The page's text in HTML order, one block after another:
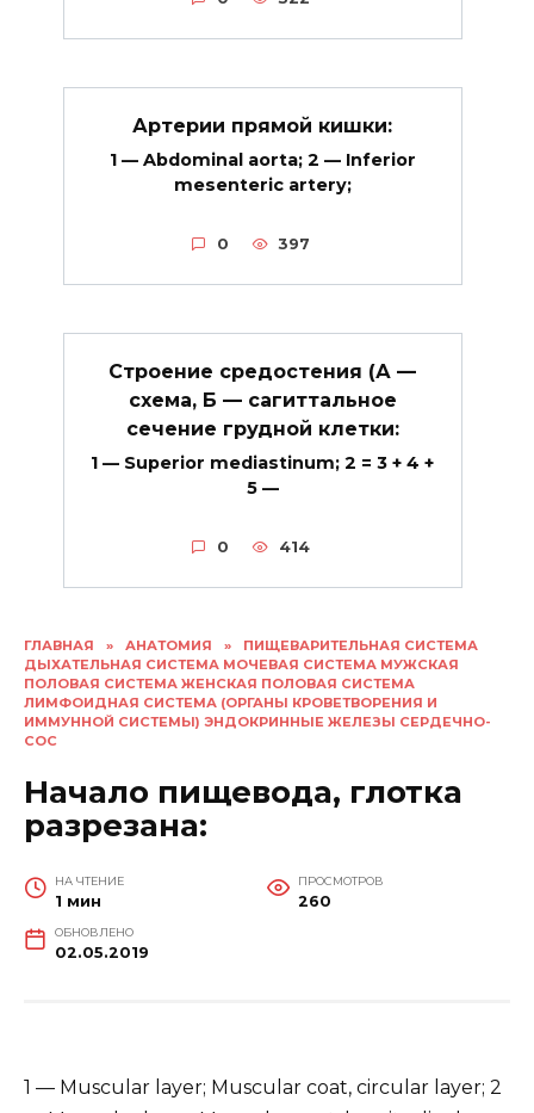
ГЛАВНАЯ » АНАТОМИЯ »
ПИЩЕВАРИТЕЛЬНАЯ СИСТЕМА
ДЫХАТЕЛЬНАЯ СИСТЕМА МОЧЕВАЯ СИСТЕМА МУЖСКАЯ
ПОЛОВАЯ СИСТЕМА ЖЕНСКАЯ ПОЛОВАЯ СИСТЕМА
ЛИМФОИДНАЯ СИСТЕМА (ОРГАНЫ КРОВЕТВОРЕНИЯ И
ИММУННОЙ СИСТЕМЫ) ЭНДОКРИННЫЕ ЖЕЛЕЗЫ СЕРДЕЧНО-
СОС
Начало пищевода, глотка
разрезана:
НА ЧТЕНИЕ
1 мин
ПРОСМОТРОВ
260
ОБНОВЛЕНО
02.05.2019
1 — Muscular layer; Muscular coat, circular layer; 2
Артерии прямой кишки:
1 — Abdominal aorta; 2 — Inferior
mesenteric artery;
0 397
Строение средостения (А —
схема, Б — сагиттальное
сечение грудной клетки:
1 — Superior mediastinum; 2 = 3 + 4 +
5 —
0 414